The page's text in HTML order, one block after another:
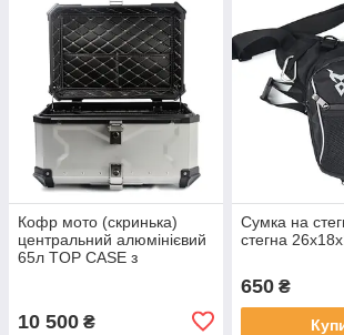
Кофр мото (скринька)
центральний алюмінієвий
65л TOP CASE з
10 500 ₴
Сумка на
стегна
650₴